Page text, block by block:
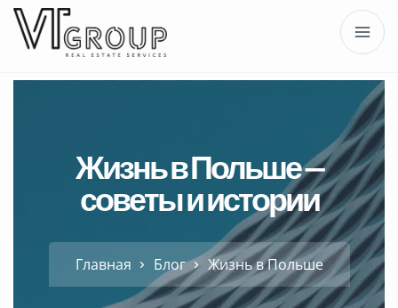
Жизнь в Польше —
советы и истории
Главная Блог Жизнь в Польше